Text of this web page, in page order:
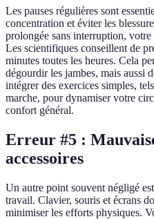
Les pauses régulières sont
concentration et éviter les
prolongée sans interruption,
Les scientifiques conseillent de
minutes toutes les heures. Cela
dégourdir les jambes, mais aussi
intégrer des exercices simples,
marche, pour dynamiser votre
confort général.
Erreur #5 :
accessoires
Un autre point souvent négligé
travail. Clavier, souris et écrans
minimiser les efforts physiques.